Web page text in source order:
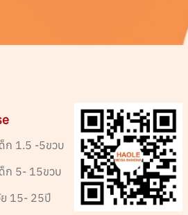
ก 1.5 -5ขวบ
ก 5- 15ขวบ
15- 25ปี